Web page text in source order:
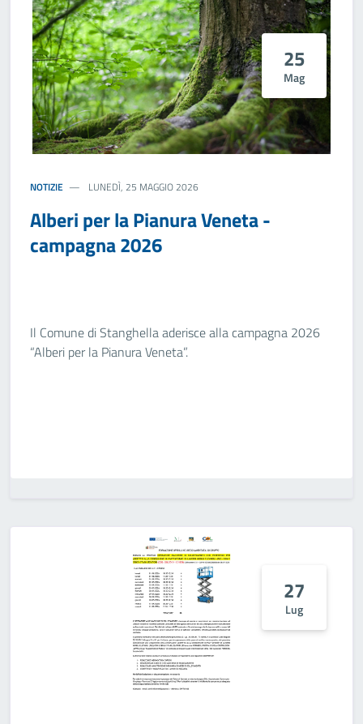
25
Mag
NOTIZIE LUNEDÌ, 25 MAGGIO 2026
Alberi per la Pianura Veneta -
campagna 2026
Il Comune di Stanghella aderisce alla campagna 2026
“Alberi per la Pianura Veneta”.
27
Lug